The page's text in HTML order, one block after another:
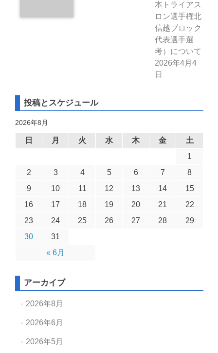
本トライアス
ロン選手権北
信越ブロック
代表選手選
考）について
2026年4月4
日
投稿とスケジュール
2026年8月
日 月 火 水 木 金 土
« 6月
1
2
3 4 5 6 7
8
9
10 11 12 13 14
15
16
17 18 19 20 21
22
23
24 25 26 27 28
29
30
31
アーカイブ
2026年8月
2026年6月
2026年5月